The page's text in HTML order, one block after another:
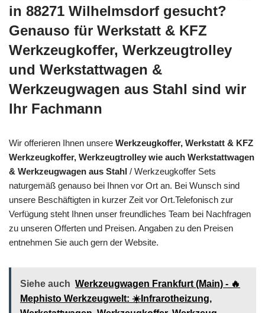
in 88271 Wilhelmsdorf gesucht?
Genauso für Werkstatt & KFZ
Werkzeugkoffer, Werkzeugtrolley
und Werkstattwagen &
Werkzeugwagen aus Stahl sind wir
Ihr Fachmann
Wir offerieren Ihnen unsere Werkzeugkoffer, Werkstatt & KFZ
Werkzeugkoffer, Werkzeugtrolley wie auch Werkstattwagen
& Werkzeugwagen aus Stahl / Werkzeugkoffer Sets
naturgemäß genauso bei Ihnen vor Ort an. Bei Wunsch sind
unsere Beschäftigten in kurzer Zeit vor Ort.Telefonisch zur
Verfügung steht Ihnen unser freundliches Team bei Nachfragen
zu unseren Offerten und Preisen. Angaben zu den Preisen
entnehmen Sie auch gern der Website.
Siehe auch Werkzeugwagen Frankfurt (Main) - 🔥
Mephisto Werkzeugwelt: ☀️Infrarotheizung,